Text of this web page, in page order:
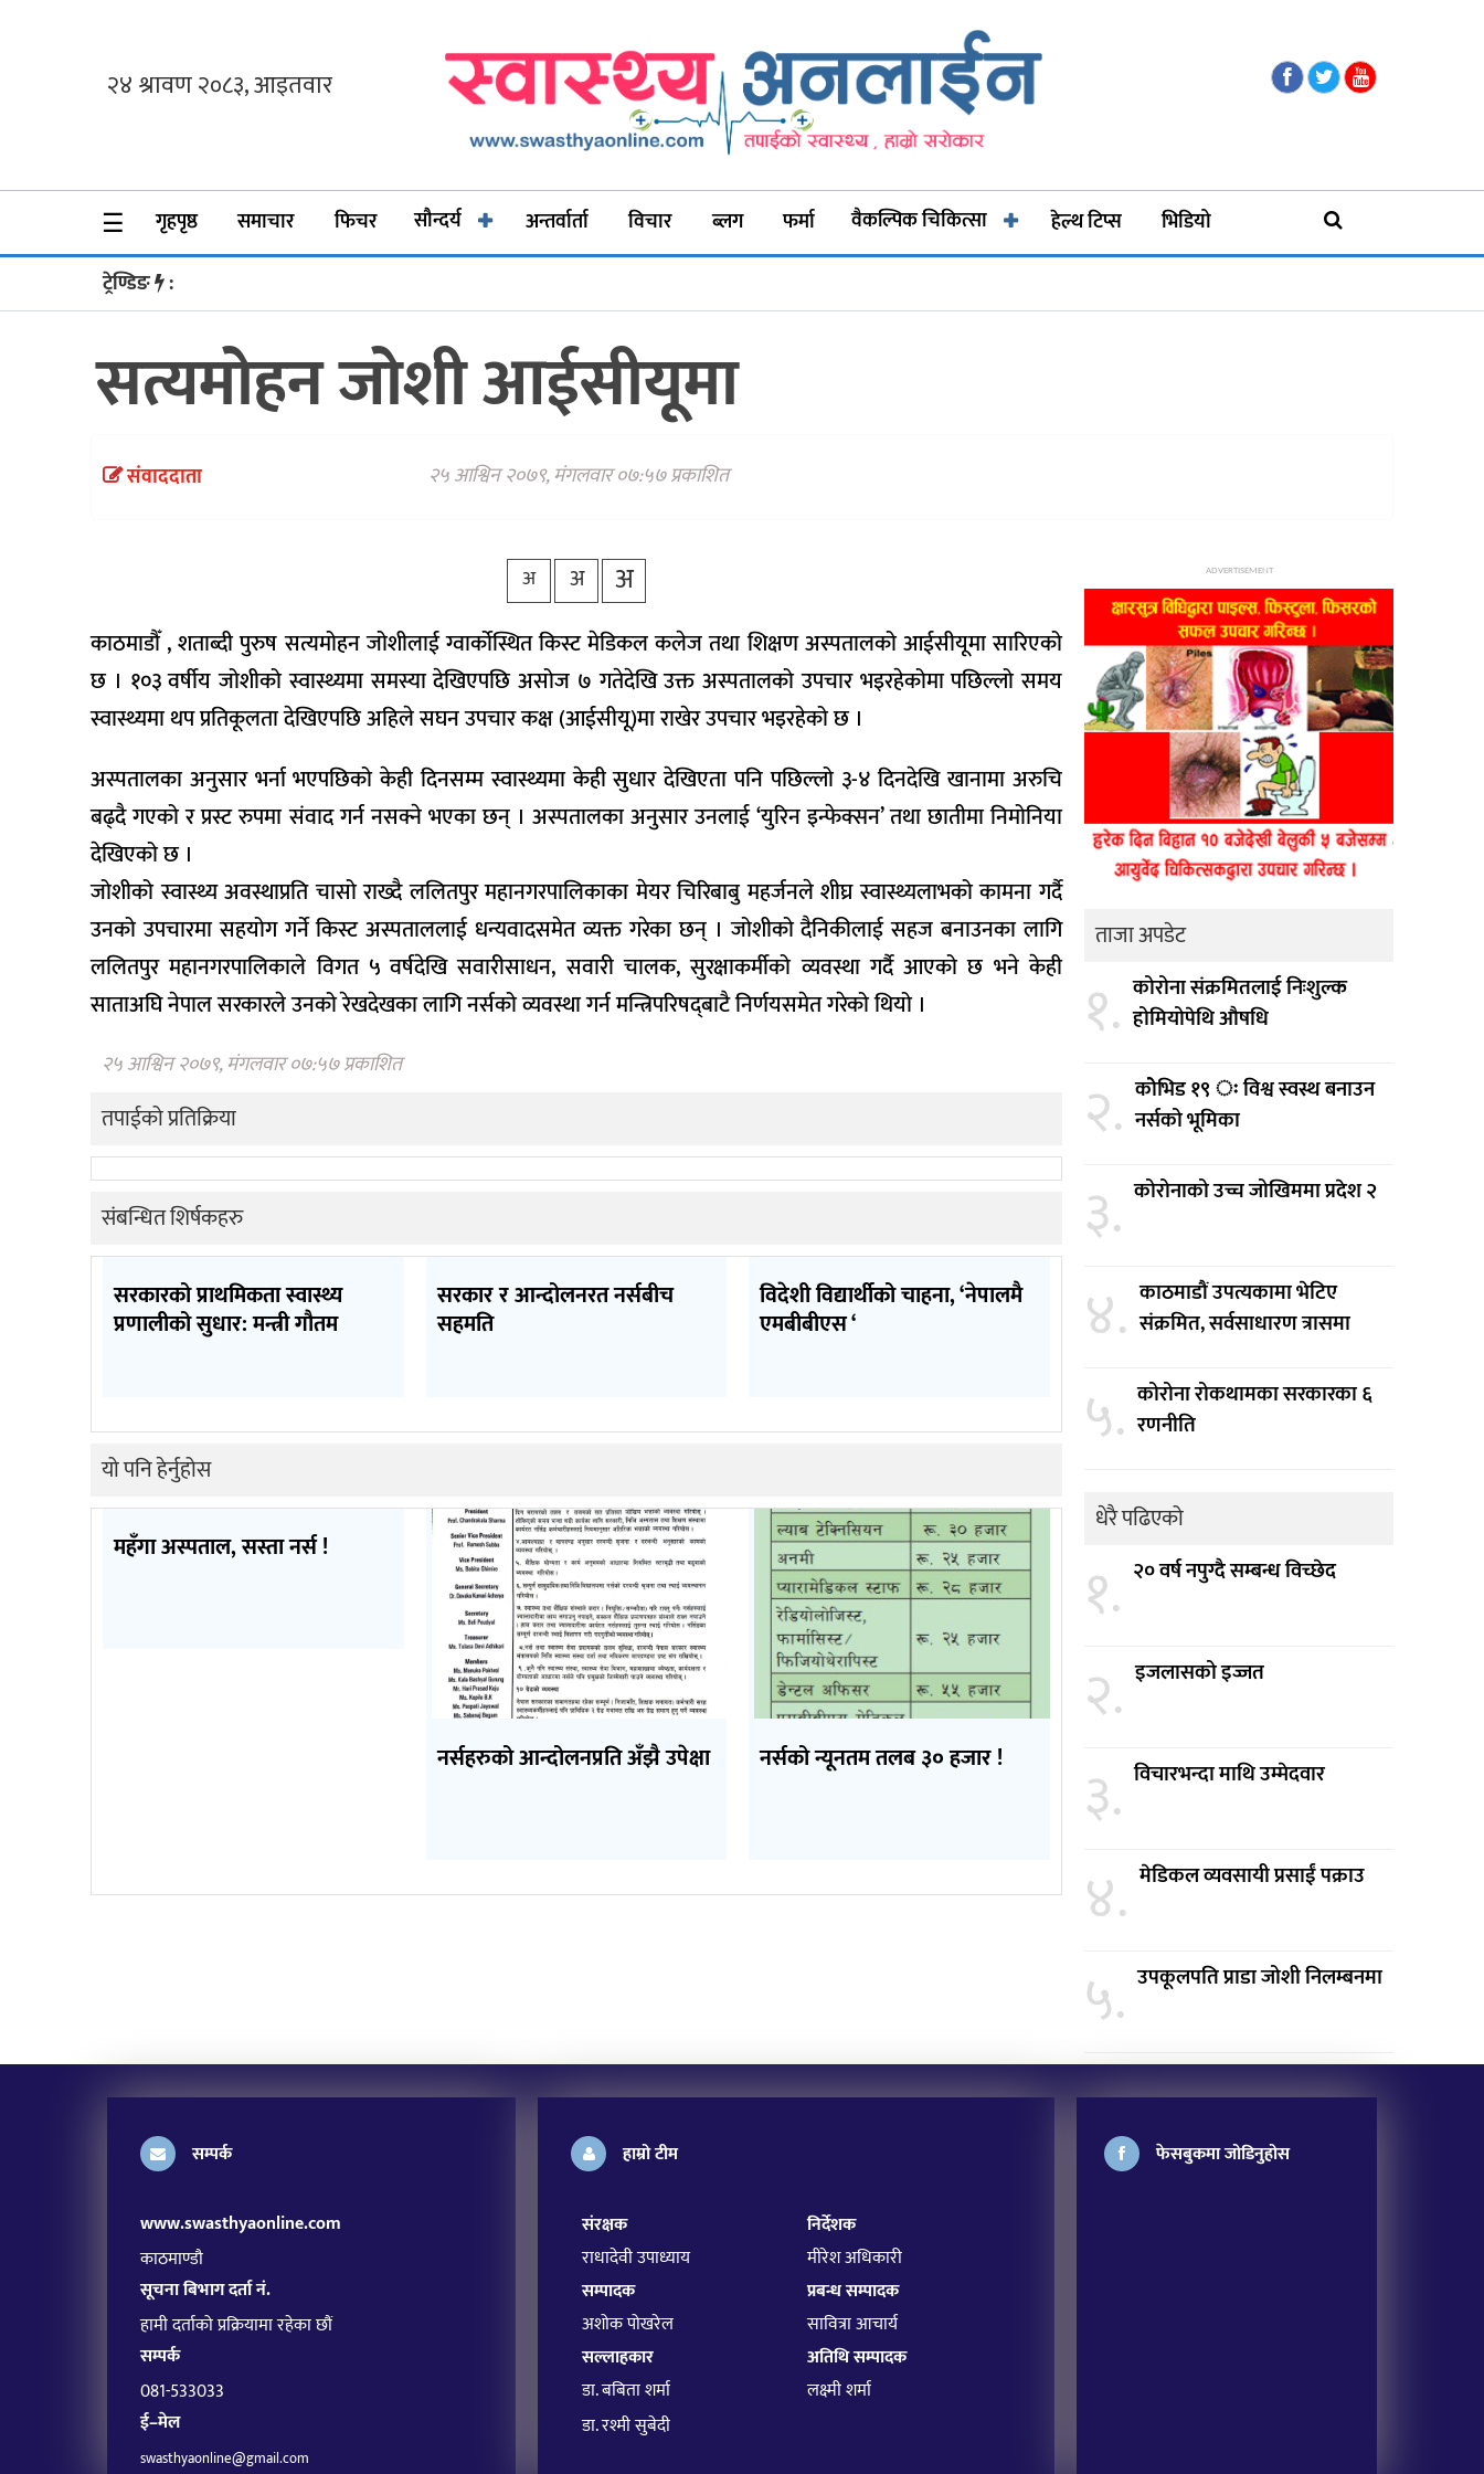
सौन्दर्य
अन्तर्वार्ता
☰ गृहपृष्ठ समाचार फिचर सौन्दर्य अन्तर्वार्ता विचार ब्लग फर्मा वैकल्पिक चिकित्सा हेल्थ टिप्स
भिडियो
ट्रेण्डिङ :
सत्यमोहन जोशी आईसीयूमा
संवाददाता २५ आश्विन २०७९, मंगलवार ०७:५७ प्रकाशित
अ अ अ
काठमाडौँ , शताब्दी पुरुष सत्यमोहन जोशीलाई ग्वार्कोस्थित किस्ट मेडिकल कलेज तथा शिक्षण अस्पतालको आईसीयूमा सारिएको
छ । १०३ वर्षीय जोशीको स्वास्थ्यमा समस्या देखिएपछि असोज ७ गतेदेखि उक्त अस्पतालको उपचार भइरहेकोमा पछिल्लो समय
स्वास्थ्यमा थप प्रतिकूलता देखिएपछि अहिले सघन उपचार कक्ष (आईसीयू)मा राखेर उपचार भइरहेको छ ।
अस्पतालका अनुसार भर्ना भएपछिको केही दिनसम्म स्वास्थ्यमा केही सुधार देखिएता पनि पछिल्लो ३-४ दिनदेखि खानामा अरुचि
बढ्दै गएको र प्रस्ट रुपमा संवाद गर्न नसक्ने भएका छन् । अस्पतालका अनुसार उनलाई ‘युरिन इन्फेक्सन’ तथा छातीमा निमोनिया
देखिएको छ ।
जोशीको स्वास्थ्य अवस्थाप्रति चासो राख्दै ललितपुर महानगरपालिकाका मेयर चिरिबाबु महर्जनले शीघ्र स्वास्थ्यलाभको कामना गर्दै
उनको उपचारमा सहयोग गर्ने किस्ट अस्पताललाई धन्यवादसमेत व्यक्त गरेका छन् । जोशीको दैनिकीलाई सहज बनाउनका लागि
ललितपुर महानगरपालिकाले विगत ५ वर्षदेखि सवारीसाधन, सवारी चालक, सुरक्षाकर्मीको व्यवस्था गर्दै आएको छ भने केही
साताअघि नेपाल सरकारले उनको रेखदेखका लागि नर्सको व्यवस्था गर्न मन्त्रिपरिषद्‍बाटै निर्णयसमेत गरेको थियो ।
२५ आश्विन २०७९, मंगलवार ०७:५७ प्रकाशित
तपाईको प्रतिक्रिया
संबन्धित शिर्षकहरु
सरकारको प्राथमिकता स्वास्थ्य
प्रणालीको सुधार: मन्त्री गौतम
सरकार र आन्दोलनरत नर्सबीच
सहमति
विदेशी विद्यार्थीको चाहना, ‘नेपालमै
एमबीबीएस ‘
यो पनि हेर्नुहोस
महँगा अस्पताल, सस्ता नर्स !
नर्सहरुको आन्दोलनप्रति अँझै उपेक्षा नर्सको न्यूनतम तलब ३० हजार !
ADVERTISEMENT
ताजा अपडेट
१. कोरोना संक्रमितलाई निःशुल्क
होमियोपेथि औषधि
२. कोेभिड १९ ः विश्व स्वस्थ बनाउन
नर्सको भूमिका
३. कोरोनाको उच्च जोखिममा प्रदेश २
४. काठमाडौं उपत्यकामा भेटिए
संक्रमित, सर्वसाधारण त्रासमा
५. कोरोना रोकथामका सरकारका ६
रणनीति
धेरै पढिएको
१. २० वर्ष नपुग्दै सम्बन्ध विच्छेद
२. इजलासको इज्जत
३. विचारभन्दा माथि उम्मेदवार
४. मेडिकल व्यवसायी प्रसाईं पक्राउ
५. उपकूलपति प्राडा जोशी निलम्बनमा
सम्पर्क
www.swasthyaonline.com
काठमाण्डौ
सूचना बिभाग दर्ता नं.
हामी दर्ताको प्रक्रियामा रहेका छौं
सम्पर्क
081-533033
ई–मेल
swasthyaonline@gmail.com
हाम्रो टीम
संरक्षक
राधादेवी उपाध्याय
सम्पादक
अशोक पोखरेल
सल्लाहकार
डा. बबिता शर्मा
डा. रश्मी सुबेदी
निर्देशक
मीरेश अधिकारी
प्रबन्ध सम्पादक
सावित्रा आचार्य
अतिथि सम्पादक
लक्ष्मी शर्मा
फेसबुकमा जोडिनुहोस